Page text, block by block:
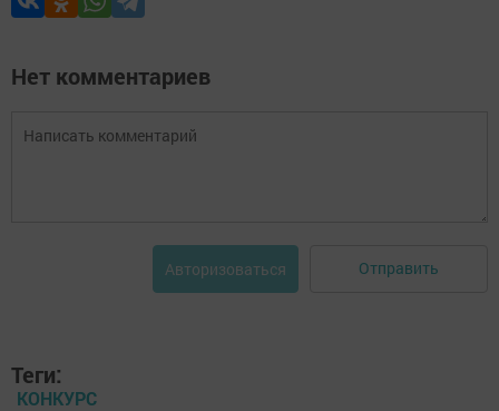
Нет комментариев
Авторизоваться Отправить
Теги:
КОНКУРС